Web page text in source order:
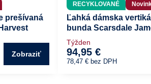
prešívaná
Zobraziť
RECYKLOVANÉ
Ľahká dámska
bunda Scarsdale
Týžden
94,95 €
78,47 € bez DPH